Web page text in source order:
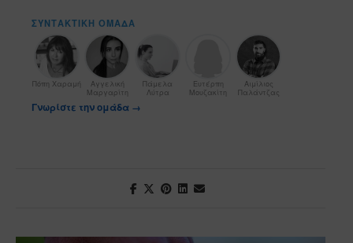
ΣΥΝΤΑΚΤΙΚΉ ΟΜΆΔΑ
Πόπη Χαραμή
Αγγελική
Μαργαρίτη
Πάμελα
Λύτρα
Ευτέρπη
Μουζακίτη
Αιμίλιος
Παλάντζας
Γνωρίστε την ομάδα →